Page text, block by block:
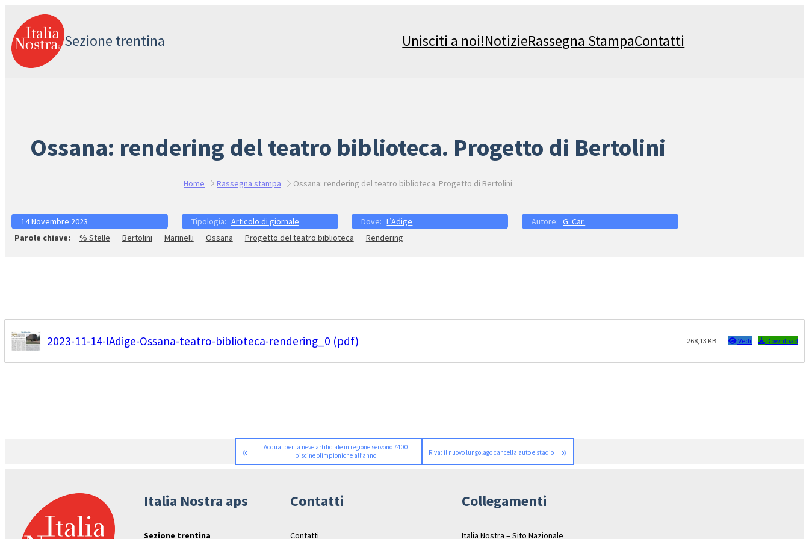
al
contenuto
Sezione trentina Unisciti a noi!NotizieRassegna StampaContatti
Ossana: rendering del teatro biblioteca. Progetto di Bertolini
Home Rassegna stampa Ossana: rendering del teatro biblioteca. Progetto di Bertolini
14 Novembre 2023 Articolo di giornale L’Adige
G. Car.
% Stelle
Bertolini Marinelli Ossana Progetto del teatro biblioteca Rendering
2023-11-14-lAdige-Ossana-teatro-biblioteca-rendering_0 (pdf) 268,13 KB Vedi Download
«
Acqua: per la neve artificiale in regione servono 7400
piscine olimpioniche all’anno
Riva: il nuovo lungolago cancella auto e stadio »
Italia Nostra aps
Sezione trentina
Contatti
Contatti
Collegamenti
Italia Nostra – Sito Nazionale